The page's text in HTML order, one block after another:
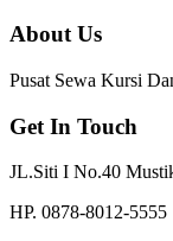
About Us
Pusat Sewa Kursi
Get In Touch
JL.Siti I No.40
HP. 0878-8012-5555